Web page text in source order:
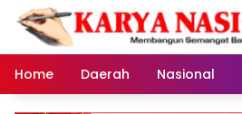
Langsung
konten
Home
Daerah Nasional